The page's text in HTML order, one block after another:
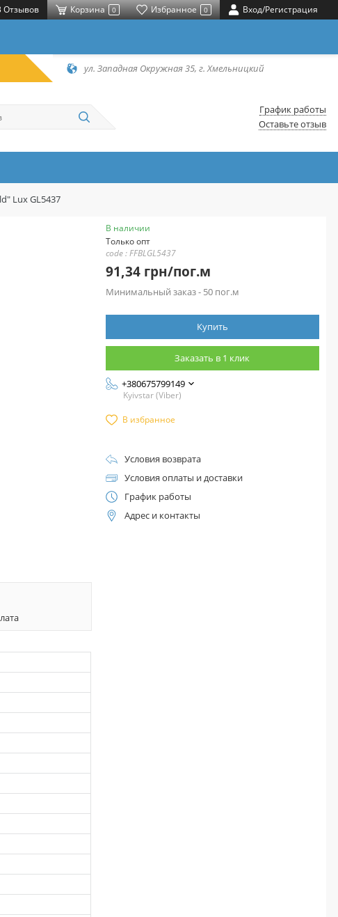
Отзывов Корзина 0 Избранное 0 Вход/Регистрация
ул. Западная Окружная 35, г. Хмельницкий
График работы
Оставьте отзыв
Lux GL5437
В наличии
Только опт
code : FFBLGL5437
91,34 грн/пог.м
Минимальный заказ - 50 пог.м
Купить
Заказать в 1 клик
+380675799149
Kyivstar (Viber)
В избранное
Условия возврата
Условия оплаты и доставки
График работы
Адрес и контакты